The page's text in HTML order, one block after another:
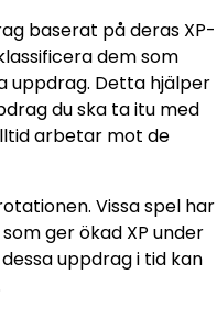
baserat på deras XP-
dem som
uppdrag. Detta hjälper
du ska ta itu med
arbetar mot de
Vissa spel har
ger ökad XP under
uppdrag i tid kan